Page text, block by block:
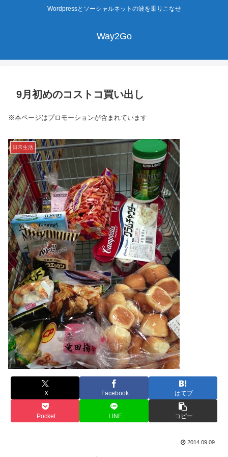
Wordpressとソーシャルネットの波を乗りこなせ
Way2Go
9月初めのコストコ買い出し
※本ページはプロモーションが含まれています
日常生活
X Facebook はてブ
Pocket LINE コピー
2014.09.09